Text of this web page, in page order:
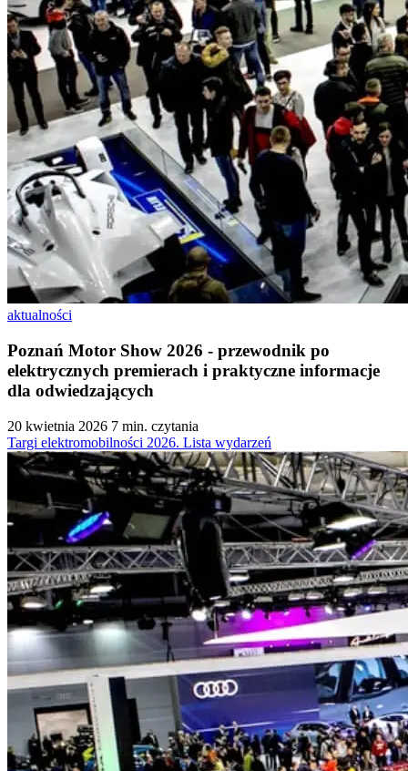
aktualności
Poznań Motor Show 2026 - przewodnik po
elektrycznych premierach i praktyczne informacje
dla odwiedzających
20 kwietnia 2026 7 min. czytania
Targi elektromobilności 2026. Lista wydarzeń